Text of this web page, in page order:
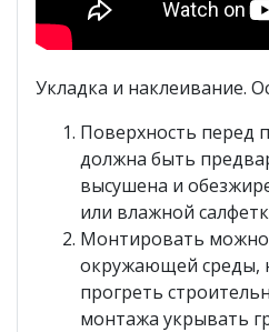
Укладка и наклеивание.
Поверхность перед
должна быть
высушена и
или влажной
Монтировать
окружающей среды,
прогреть
монтажа укрывать